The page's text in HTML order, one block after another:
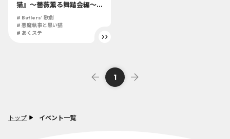
トップ イベント一覧
猫』～薔薇薫る舞踏会編～
コラボレーションカフェ 開
催決定！
# Butlers' 歌劇
# 悪魔執事と黒い猫
# あくステ
1